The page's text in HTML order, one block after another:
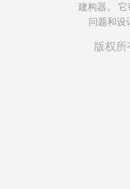
建构器。
它
问题和设
版权